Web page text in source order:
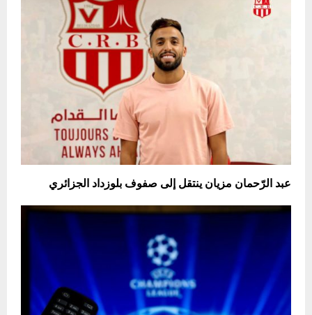
عبد الرّحمان مزيان ينتقل إلى صفوف بلوزداد الجزائري